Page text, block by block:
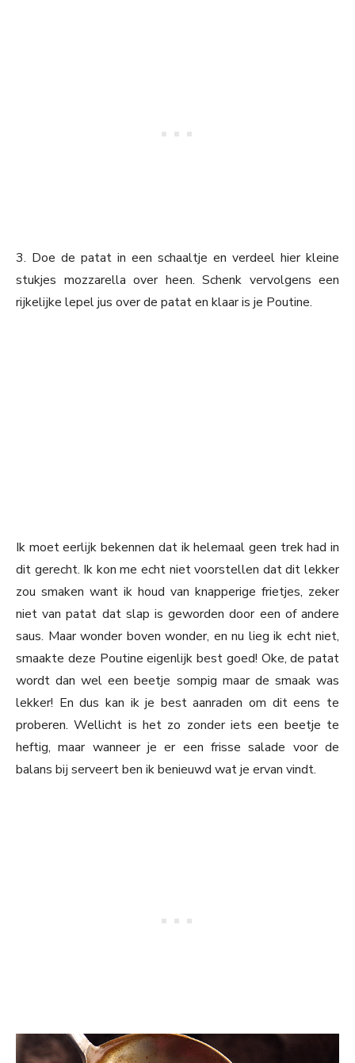
3. Doe de patat in een schaaltje en verdeel hier kleine
stukjes mozzarella over heen. Schenk vervolgens een
rijkelijke lepel jus over de patat en klaar is je Poutine.
Ik moet eerlijk bekennen dat ik helemaal geen trek had in
dit gerecht. Ik kon me echt niet voorstellen dat dit lekker
zou smaken want ik houd van knapperige frietjes, zeker
niet van patat dat slap is geworden door een of andere
saus. Maar wonder boven wonder, en nu lieg ik echt niet,
smaakte deze Poutine eigenlijk best goed! Oke, de patat
wordt dan wel een beetje sompig maar de smaak was
lekker! En dus kan ik je best aanraden om dit eens te
proberen. Wellicht is het zo zonder iets een beetje te
heftig, maar wanneer je er een frisse salade voor de
balans bij serveert ben ik benieuwd wat je ervan vindt.